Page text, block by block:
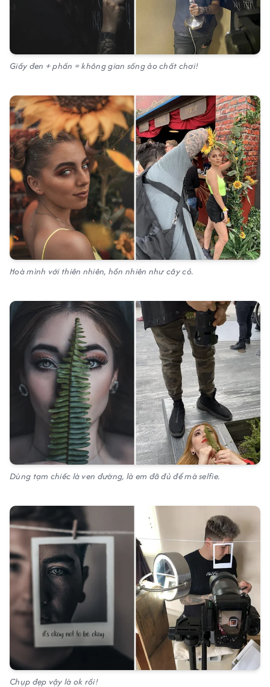
Giấy đen + phấn = không gian sống ảo chất chơi!
Hoà mình với thiên nhiên, hồn nhiên như cây cỏ.
Dùng tạm chiếc là ven đường, là em đã đủ để mà selfie.
Chụp đẹp vậy là ok rồi!